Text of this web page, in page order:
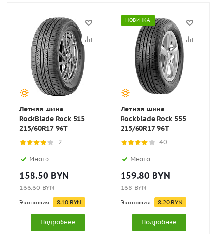
Летняя шина
RockBlade Rock 515
215/60R17 96T
2
Много
158.50 BYN
166.60BYN
Экономия 8.10 BYN
Подробнее
НОВИНКА
Летняя шина
Rockblade Rock 555
215/60R17 96T
40
Много
159.80 BYN
168BYN
Экономия 8.20 BYN
Подробнее